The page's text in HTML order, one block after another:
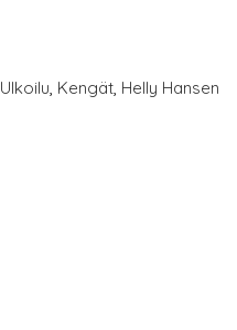
Ulkoilu, Kengät, Helly Hansen